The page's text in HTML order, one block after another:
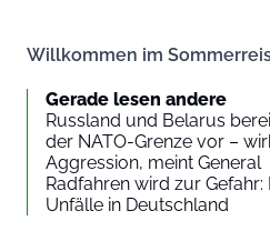
Willkommen im
Gerade lesen andere
Russland und Belarus
der NATO-Grenze vor –
Aggression, meint General
Radfahren wird zur
Unfälle in Deutschland